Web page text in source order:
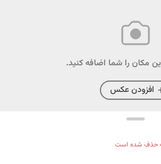
مکان را شما اضافه کنید.
افزودن عکس
حذف شده است